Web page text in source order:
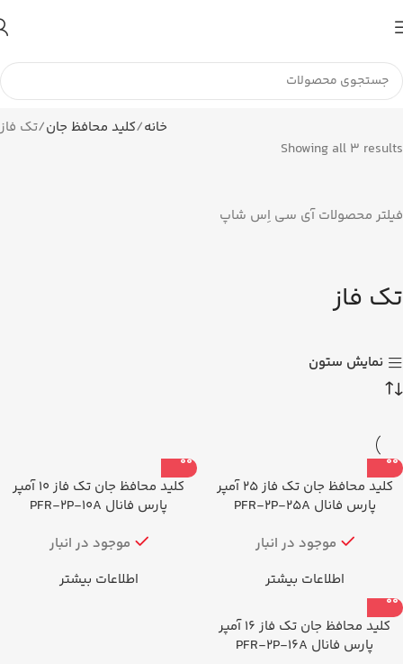
خانه کلید محافظ جان تک فاز
Showing all 3 results
فیلتر محصولات آی سی اِس شاپ
تک فاز
نمایش ستون
کلید محافظ جان تک فاز 25 آمپر
پارس فانال PFR-2P-25A
موجود در انبار
اطلاعات بیشتر
کلید محافظ جان تک فاز 10 آمپر
پارس فانال PFR-2P-10A
موجود در انبار
اطلاعات بیشتر
کلید محافظ جان تک فاز 16 آمپر
پارس فانال PFR-2P-16A
تا اطلاع ثانوی لطفا جهت موجودی و قیمت بروز با ما در تماس